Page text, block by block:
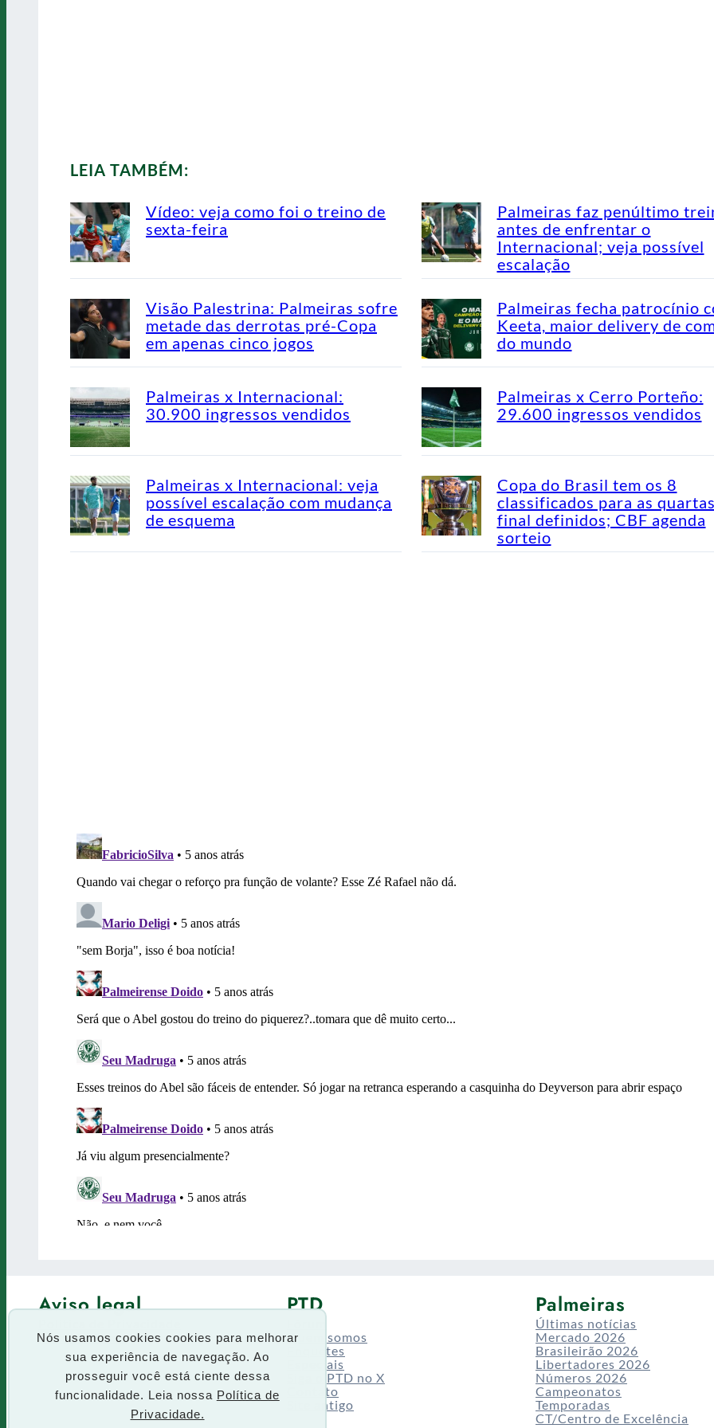
Nós usamos cookies cookies para melhorar
sua experiência de navegação. Ao
prosseguir você está ciente dessa
funcionalidade. Leia nossa Política de
Privacidade.
LEIA TAMBÉM:
Vídeo: veja como foi o treino de
sexta-feira
Palmeiras faz penúltimo
antes de enfrentar o
Internacional; veja possível
escalação
Visão Palestrina: Palmeiras sofre
metade das derrotas pré-Copa
em apenas cinco jogos
Palmeiras fecha patrocínio
Keeta, maior delivery de
do mundo
Palmeiras x Internacional:
30.900 ingressos vendidos
Palmeiras x Cerro Porteño:
29.600 ingressos vendidos
Palmeiras x Internacional: veja
possível escalação com mudança
de esquema
Copa do Brasil tem os 8
classificados para as
final definidos; CBF agenda
sorteio
Aviso legal
Termos de uso
PTD
Quem somos
Enquetes
Especiais
Siga o PTD no X
Contato
Site antigo
Palmeiras
Últimas notícias
Mercado 2026
Brasileirão 2026
Libertadores 2026
Números 2026
Campeonatos
Temporadas
CT/Centro de Excelência